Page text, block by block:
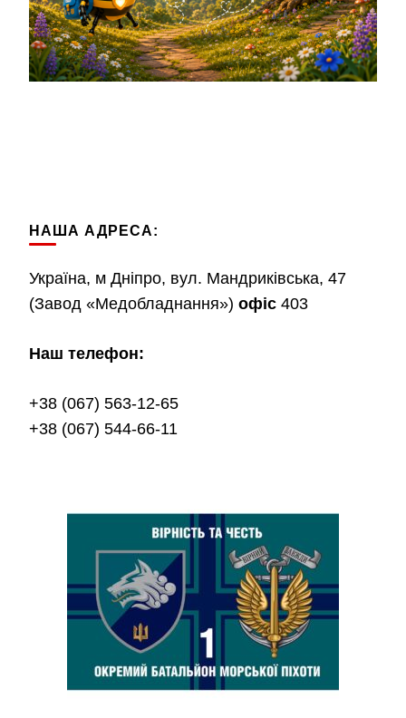
НАША АДРЕСА:
Україна, м Дніпро, вул. Мандриківська, 47
(Завод «Медобладнання») офіс 403
Наш телефон:
+38 (067) 563-12-65
+38 (067) 544-66-11